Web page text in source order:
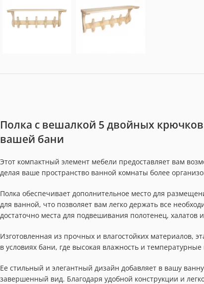
Полка с вешалкой 5 двойных
вашей бани
Этот компактный элемент мебели предоставляет вам
делая ваше пространство ванной комнаты более
Полка обеспечивает дополнительное место для
для ванной, что позволяет вам легко держать все
достаточно места для подвешивания полотенец, халатов
Изготовленная из прочных и влагостойких материалов,
в условиях бани, где высокая влажность и
Ее стильный и элегантный дизайн добавляет в вашу
завершенный вид. Благодаря удобной конструкции и